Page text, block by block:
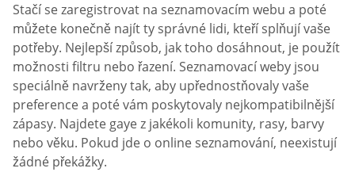
Stačí se zaregistrovat na seznamovacím webu a poté
můžete konečně najít ty správné lidi, kteří splňují vaše
potřeby. Nejlepší způsob, jak toho dosáhnout, je použít
možnosti filtru nebo řazení. Seznamovací weby jsou
speciálně navrženy tak, aby upřednostňovaly vaše
preference a poté vám poskytovaly nejkompatibilnější
zápasy. Najdete gaye z jakékoli komunity, rasy, barvy
nebo věku. Pokud jde o online seznamování, neexistují
žádné překážky.